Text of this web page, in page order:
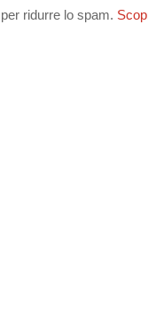
ridurre lo spam.